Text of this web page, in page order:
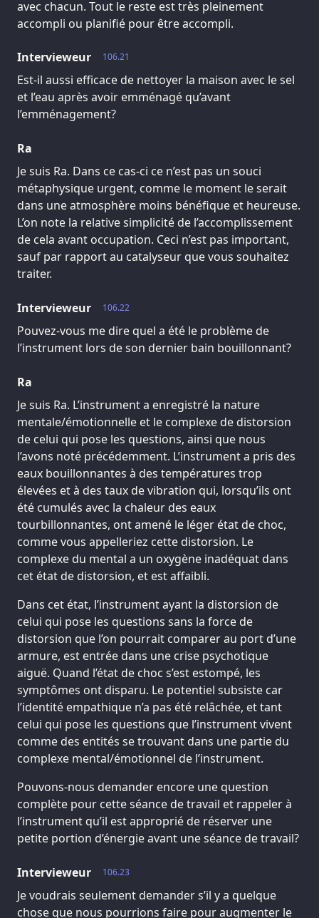
avec chacun. Tout le reste est très pleinement
accompli ou planifié pour être accompli.
106.21
Intervieweur
Est-il aussi efficace de nettoyer la maison avec le sel
et l’eau après avoir emménagé qu’avant
l’emménagement?
Ra
Je suis Ra. Dans ce cas-ci ce n’est pas un souci
métaphysique urgent, comme le moment le serait
dans une atmosphère moins bénéfique et heureuse.
L’on note la relative simplicité de l’accomplissement
de cela avant occupation. Ceci n’est pas important,
sauf par rapport au catalyseur que vous souhaitez
traiter.
106.22
Intervieweur
Pouvez-vous me dire quel a été le problème de
l’instrument lors de son dernier bain bouillonnant?
Ra
Je suis Ra. L’instrument a enregistré la nature
mentale/émotionnelle et le complexe de distorsion
de celui qui pose les questions, ainsi que nous
l’avons noté précédemment. L’instrument a pris des
eaux bouillonnantes à des températures trop
élevées et à des taux de vibration qui, lorsqu’ils ont
été cumulés avec la chaleur des eaux
tourbillonnantes, ont amené le léger état de choc,
comme vous appelleriez cette distorsion. Le
complexe du mental a un oxygène inadéquat dans
cet état de distorsion, et est affaibli.
Dans cet état, l’instrument ayant la distorsion de
celui qui pose les questions sans la force de
distorsion que l’on pourrait comparer au port d’une
armure, est entrée dans une crise psychotique
aiguë. Quand l’état de choc s’est estompé, les
symptômes ont disparu. Le potentiel subsiste car
l’identité empathique n’a pas été relâchée, et tant
celui qui pose les questions que l’instrument vivent
comme des entités se trouvant dans une partie du
complexe mental/émotionnel de l’instrument.
Pouvons-nous demander encore une question
complète pour cette séance de travail et rappeler à
l’instrument qu’il est approprié de réserver une
petite portion d’énergie avant une séance de travail?
106.23
Intervieweur
Je voudrais seulement demander s’il y a quelque
chose que nous pourrions faire pour augmenter le